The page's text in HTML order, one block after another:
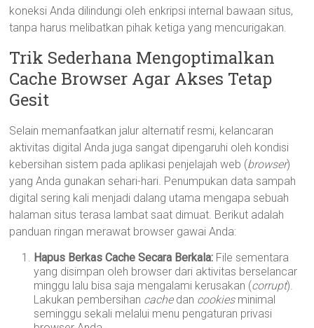
koneksi Anda dilindungi oleh enkripsi internal bawaan situs,
tanpa harus melibatkan pihak ketiga yang mencurigakan.
Trik Sederhana Mengoptimalkan
Cache Browser Agar Akses Tetap
Gesit
Selain memanfaatkan jalur alternatif resmi, kelancaran
aktivitas digital Anda juga sangat dipengaruhi oleh kondisi
kebersihan sistem pada aplikasi penjelajah web (browser)
yang Anda gunakan sehari-hari. Penumpukan data sampah
digital sering kali menjadi dalang utama mengapa sebuah
halaman situs terasa lambat saat dimuat. Berikut adalah
panduan ringan merawat browser gawai Anda:
Hapus Berkas Cache Secara Berkala: File sementara
yang disimpan oleh browser dari aktivitas berselancar
minggu lalu bisa saja mengalami kerusakan (corrupt).
Lakukan pembersihan cachedan cookiesminimal
seminggu sekali melalui menu pengaturan privasi